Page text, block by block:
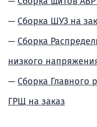
Сборка ШУЗ на
Сборка
низкого
Сборка Главного
ГРЩ на заказ